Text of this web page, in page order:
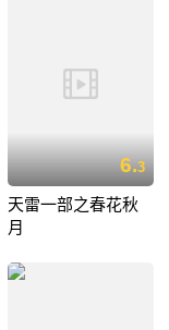
6.3
天雷一部之春花秋
月